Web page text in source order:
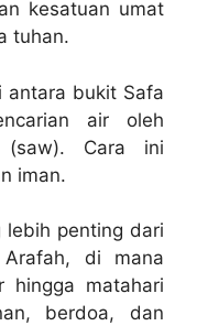
kesatuan umat
tuhan.
antara bukit Safa
air oleh
Cara ini
iman.
lebih penting dari
di mana
hingga matahari
berdoa, dan